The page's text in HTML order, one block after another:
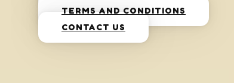
TERMS AND CONDITIONS
CONTACT US